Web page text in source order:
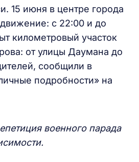
15 июня в центре города
с 22:00 и до
километровый участок
от улицы Даумана до
сообщили в
подробности» на
военного парада